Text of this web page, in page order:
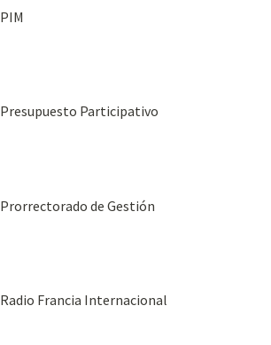
PIM
Presupuesto Participativo
Prorrectorado de Gestión
Radio Francia Internacional